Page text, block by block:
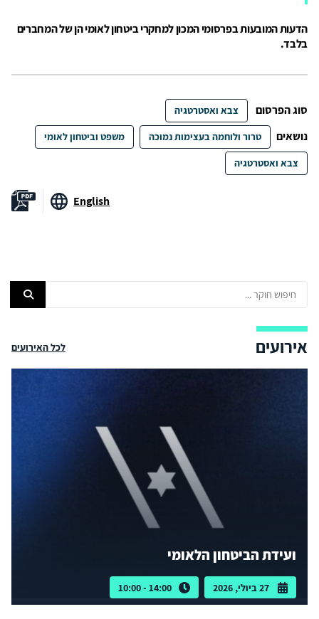
הדעות המובעות בפרסומי המכון למחקרי ביטחון לאומי הן של המחברים
בלבד.
סוג הפרסום צבא ואסטרטגיה
נושאים טרור ולוחמה בעצימות נמוכה משפט וביטחון לאומי
צבא ואסטרטגיה
English
אירועים לכל האירועים
ועידת הביטחון הלאומי
27 ביולי, 2026 14:00 - 10:00